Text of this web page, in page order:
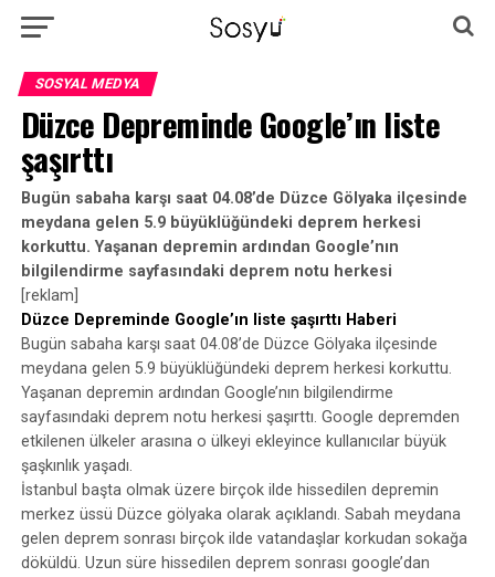
SOSYAL MEDYA
Düzce Depreminde Google’ın liste
şaşırttı
Bugün sabaha karşı saat 04.08’de Düzce Gölyaka ilçesinde
meydana gelen 5.9 büyüklüğündeki deprem herkesi
korkuttu. Yaşanan depremin ardından Google’nın
bilgilendirme sayfasındaki deprem notu herkesi
[reklam]
Düzce Depreminde Google’ın liste şaşırttı Haberi
Bugün sabaha karşı saat 04.08’de Düzce Gölyaka ilçesinde
meydana gelen 5.9 büyüklüğündeki deprem herkesi korkuttu.
Yaşanan depremin ardından Google’nın bilgilendirme
sayfasındaki deprem notu herkesi şaşırttı. Google depremden
etkilenen ülkeler arasına o ülkeyi ekleyince kullanıcılar büyük
şaşkınlık yaşadı.
İstanbul başta olmak üzere birçok ilde hissedilen depremin
merkez üssü Düzce gölyaka olarak açıklandı. Sabah meydana
gelen deprem sonrası birçok ilde vatandaşlar korkudan sokağa
döküldü. Uzun süre hissedilen deprem sonrası google’dan